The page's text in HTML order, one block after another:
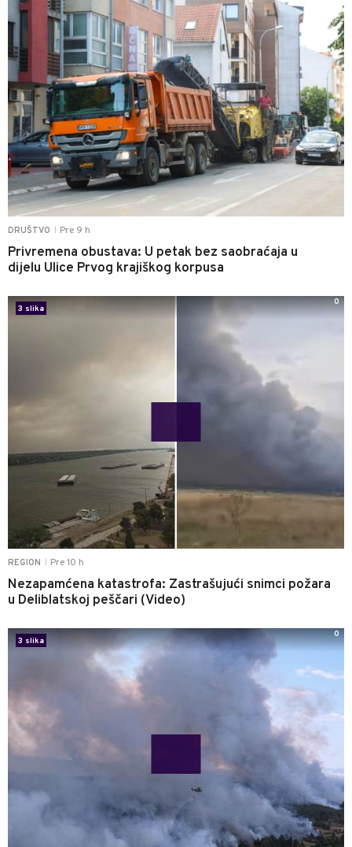
DRUŠTVO Pre 9 h
Privremena obustava: U petak bez saobraćaja u
dijelu Ulice Prvog krajiškog korpusa
REGION Pre 10 h
Nezapamćena katastrofa: Zastrašujući snimci požara
u Deliblatskoj peščari (Video)
3 slika
0
3 slika
0